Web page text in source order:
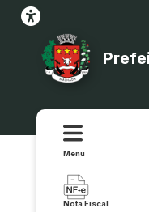
Menu
Nota Fiscal